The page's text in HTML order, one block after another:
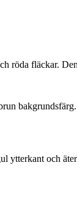
fläckar.
och